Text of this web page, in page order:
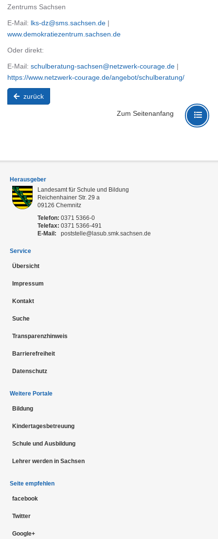
Zentrums Sachsen
E-Mail: lks-dz@sms.sachsen.de |
www.demokratiezentrum.sachsen.de
Oder direkt:
E-Mail: schulberatung-sachsen@netzwerk-courage.de |
https://www.netzwerk-courage.de/angebot/schulberatung/
zurück
Zum Seitenanfang
Herausgeber
Landesamt für Schule und Bildung
Reichenhainer Str. 29 a
09126 Chemnitz
Telefon: 0371 5366-0
Telefax: 0371 5366-491
E-Mail:
poststelle@lasub.smk.sachsen.de
Service
Übersicht
Impressum
Kontakt
Suche
Transparenzhinweis
Barrierefreiheit
Datenschutz
Weitere Portale
Bildung
Kindertagesbetreuung
Schule und Ausbildung
Lehrer werden in Sachsen
Seite empfehlen
facebook
Twitter
Google+